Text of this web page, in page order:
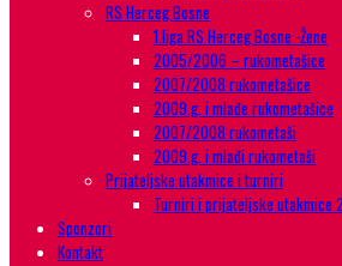
RS Herceg Bosne
1.liga RS Herceg Bosne -Žene
2005/2006 – rukometašice
2007/2008 rukometašice
2009.g. i mlađe rukometašice
2007/2008 rukometaši
2009.g. i mlađi rukometaši
Prijateljske utakmice i turniri
Turniri i prijateljske utakmice
Sponzori
Kontakt